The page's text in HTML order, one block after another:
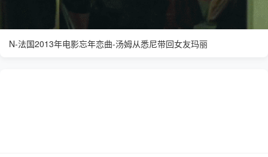
N-法国2013年电影忘年恋曲-汤姆从悉尼带回女友玛丽